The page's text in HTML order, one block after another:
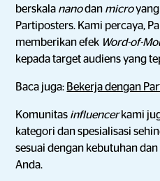
berskala nanodan micro
Partiposters. Kami percaya,
memberikan efek Word-of-
kepada target audiens yang
Baca juga: Bekerja dengan
Komunitas influencerkami
kategori dan spesialisasi
sesuai dengan kebutuhan dan
Anda.